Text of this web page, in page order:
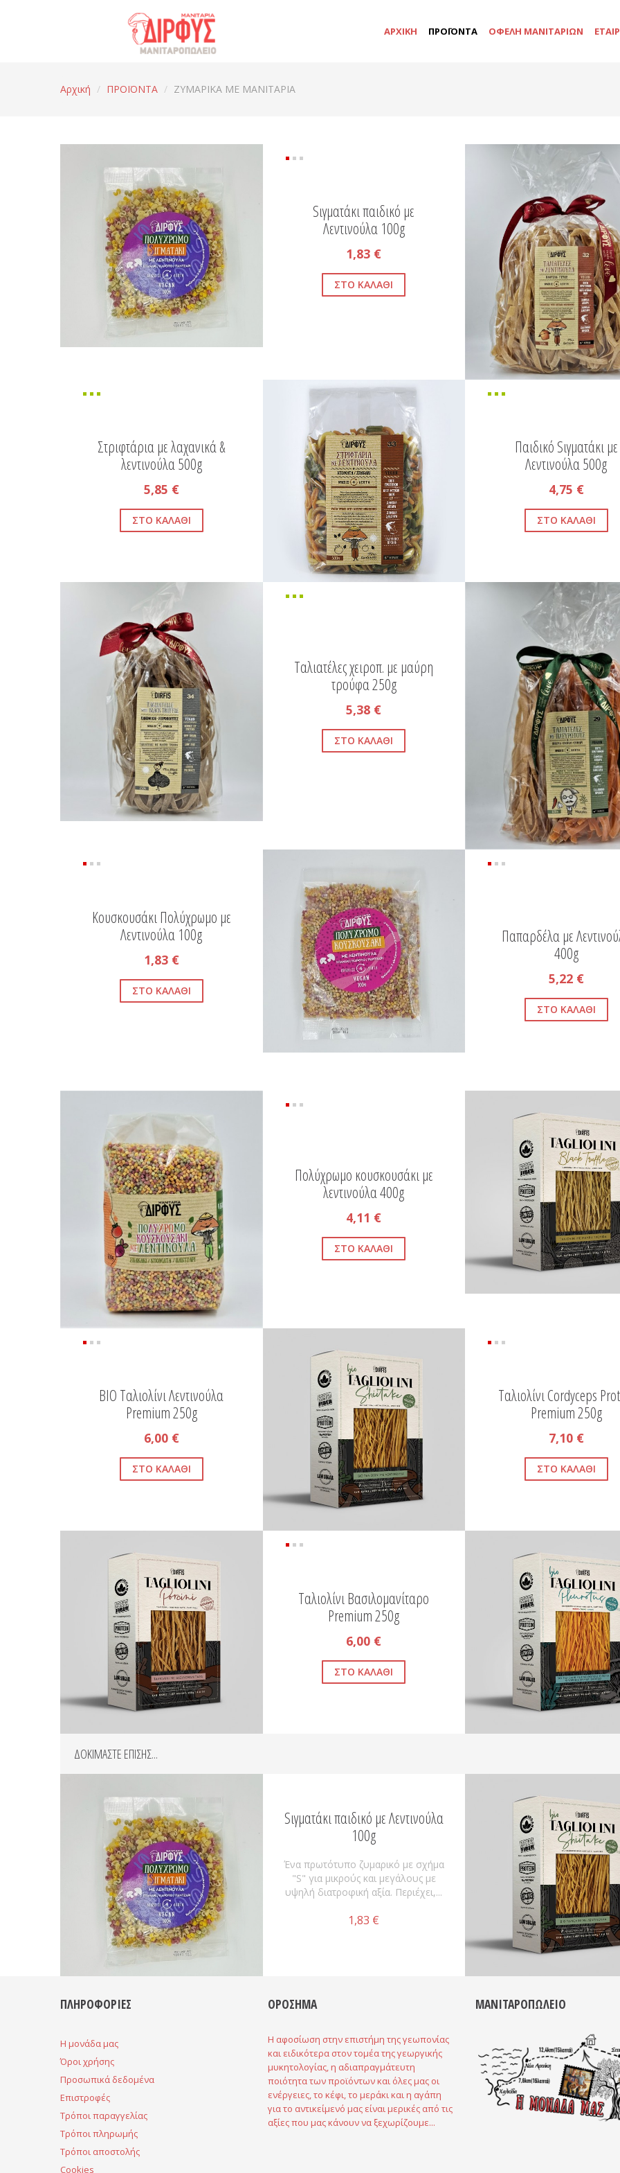
ΑΡΧΙΚΗ ΠΡΟΪΟΝΤΑ ΟΦΕΛΗ ΜΑΝΙΤΑΡΙΩΝ
Αρχική / ΠΡΟΪΟΝΤΑ / ΖΥΜΑΡΙΚΑ ΜΕ ΜΑΝΙΤΑΡΙΑ
Sιγματάκι παιδικό με
Λεντινούλα 100g
1,83 €
Στριφτάρια με λαχανικά &
λεντινούλα 500g
5,85 €
Παιδικό Sιγματάκι με
Λεντινούλα 500g
4,75 €
Ταλιατέλες χειροπ. με μαύρη
τρούφα 250g
5,38 €
Κουσκουσάκι Πολύχρωμο με
Λεντινούλα 100g
1,83 €
Παπαρδέλα με
400g
5,22 €
Πολύχρωμο κουσκουσάκι με
λεντινούλα 400g
4,11 €
BIO Ταλιολίνι Λεντινούλα
Premium 250g
6,00 €
Ταλιολίνι Cordyceps
Premium 250g
7,10 €
Ταλιολίνι Βασιλομανίταρο
Premium 250g
6,00 €
ΔΟΚΙΜΑΣΤΕ ΕΠΙΣΗΣ...
Sιγματάκι παιδικό με Λεντινούλα
100g
Ένα πρωτότυπο ζυμαρικό με σχήμα
"S" για μικρούς και μεγάλους με
υψηλή διατροφική αξία. Περιέχει,...
1,83 €
ΠΛΗΡΟΦΟΡΙΕΣ
H μονάδα μας
Όροι χρήσης
Προσωπικά δεδομένα
Επιστροφές
Τρόποι παραγγελίας
Τρόποι πληρωμής
Τρόποι αποστολής
Cookies
ΟΡΟΣΗΜΑ
Η αφοσίωση στην επιστήμη της γεωπονίας
και ειδικότερα στον τομέα της γεωργικής
μυκητολογίας, η αδιαπραγμάτευτη
ποιότητα των προϊόντων και όλες μας οι
ενέργειες, το κέφι, το μεράκι και η αγάπη
για το αντικείμενό μας είναι μερικές από τις
αξίες που μας κάνουν να ξεχωρίζουμε...
ΜΑΝΙΤΑΡΟΠΩΛΕΙΟ